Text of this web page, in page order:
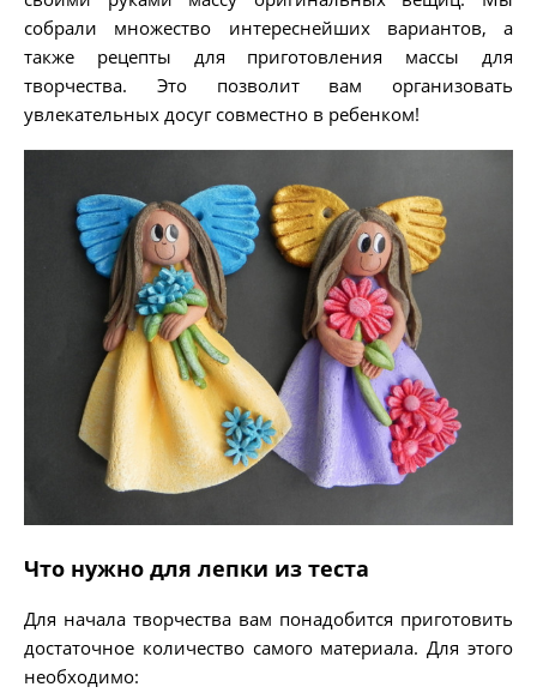
собрали множество интереснейших вариантов, а
также рецепты для приготовления массы для
творчества. Это позволит вам организовать
увлекательных досуг совместно в ребенком!
Что нужно для лепки из теста
Для начала творчества вам понадобится приготовить
достаточное количество самого материала. Для этого
необходимо: